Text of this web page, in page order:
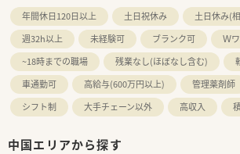
年間休日120日以上 土日祝休み
土日休み(
週32h以上
未経験可 ブランク可
Ｗ
~18時までの職場
残業なし(ほぼなし含む)
車通勤可
高給与(600万円以上) 管理薬剤師
シフト制
大手チェーン以外 高収入
中国エリアから探す